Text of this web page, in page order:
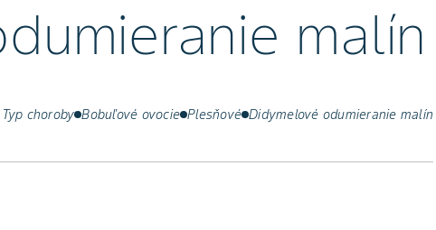
malín
Typ choroby Bobuľové ovocie Plesňové Didymelové odumieranie malín